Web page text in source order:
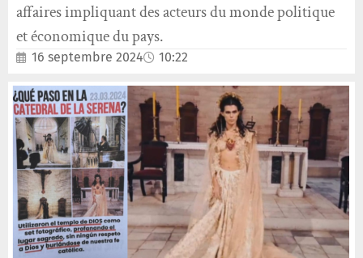
affaires impliquant des acteurs du monde politique
et économique du pays.
16 septembre 2024 10:22